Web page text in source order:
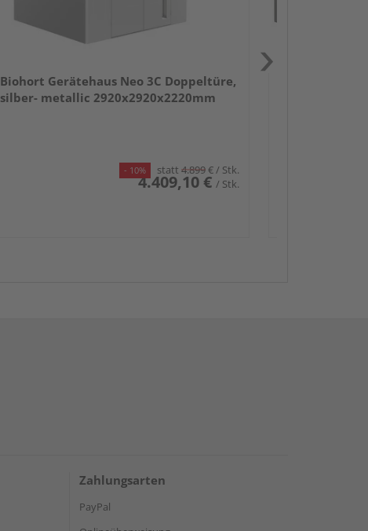
Biohort Gerätehaus Neo 3C Doppeltüre,
silber- metallic 2920x2920x2220mm
- 10% statt 4.899€ / Stk.
4.409,10 € / Stk.
Zahlungsarten
PayPal